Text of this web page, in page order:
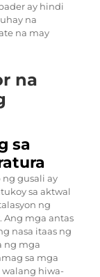
ay hindi
na
na may
na
sa
gusali ay
sa aktwal
ng
Ang mga antas
nasa itaas ng
ng mga
sa mga
hiwa-